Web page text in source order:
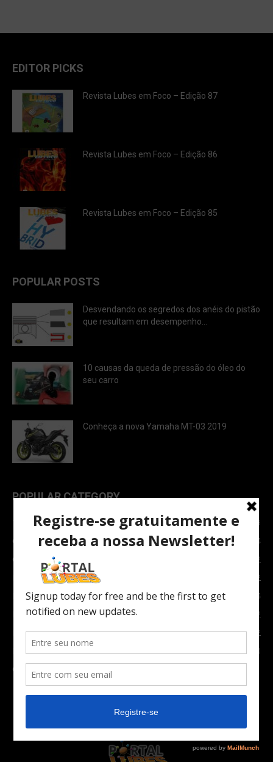
EDITOR PICKS
Revista Lubes em Foco – Edição 87
Revista Lubes em Foco – Edição 86
Revista Lubes em Foco – Edição 85
POPULAR POSTS
Desvendando os segredos dos anéis do pistão
que resultam em desempenho...
10 causas da queda de pressão do óleo do
seu carro
Conheça a nova Yamaha MT-03 2019
POPULAR CATEGORY
TOPNEWS
7089
Carro e Moto
3764
Carro
2082
Notícias
1852
Indústria
1024
Moto
972
Economia
672
Newsletter
630
Carros Verdes e Novas tecnologias automotivas